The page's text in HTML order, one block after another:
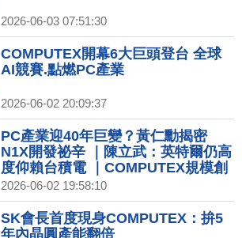
2026-06-03 07:51:30
COMPUTEX開幕6大巨頭登台 全球
AI競賽.點燃PC產業
2026-06-02 20:09:37
PC產業迎40年巨變？黃仁勳揭密
N1X開發祕辛 ｜陳立武：英特爾仍高
度仰賴台積電 ｜COMPUTEX規模創
史上最大 科技巨頭齊聚｜SK海力士
會長訪問台灣 會晤黃仁勳
2026-06-02 19:58:10
SK會長首度現身COMPUTEX：拚5
年內晶圓產能翻倍